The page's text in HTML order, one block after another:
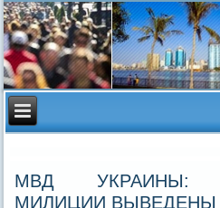
МВД УКРАИНЫ:
МИЛИЦИИ ВЫВЕДЕНЫ